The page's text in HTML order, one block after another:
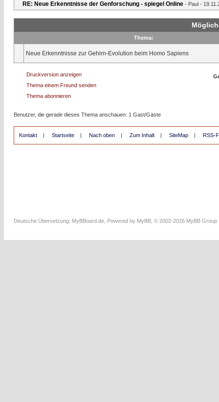
RE: Neue Erkenntnisse der Genforschung - spiegel Online - Paul -
Thema:
Neue Erkenntnisse zur Gehirn-Evolution beim Homo Sapiens
Druckversion anzeigen
Thema einem Freund senden
Thema abonnieren
Benutzer, die gerade dieses Thema anschauen: 1 Gast/Gäste
Kontakt | Startseite | Nach oben | Zum Inhalt | SiteMap | RSS-
Deutsche Übersetzung: MyBBoard.de , Powered by MyBB , © 2002-2026 MyBB Group